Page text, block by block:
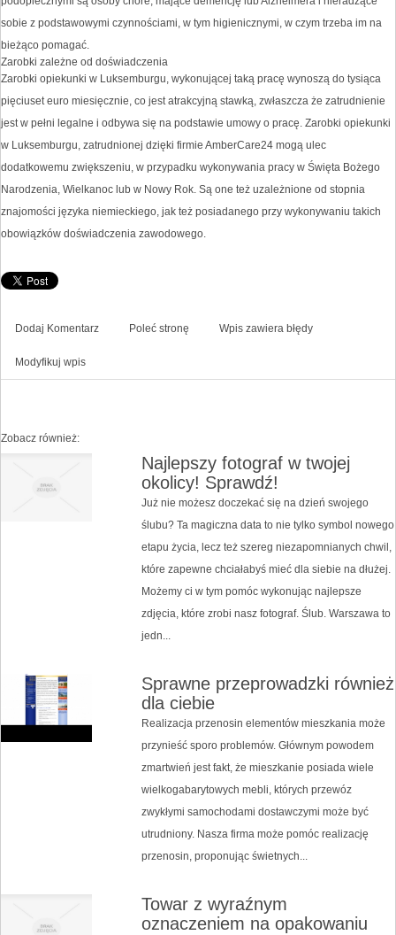
sobie z podstawowymi czynnościami, w tym higienicznymi, w czym trzeba im na
bieżąco pomagać.
Zarobki zależne od doświadczenia
Zarobki opiekunki w Luksemburgu, wykonującej taką pracę wynoszą do tysiąca
pięciuset euro miesięcznie, co jest atrakcyjną stawką, zwłaszcza że zatrudnienie
jest w pełni legalne i odbywa się na podstawie umowy o pracę. Zarobki opiekunki
w Luksemburgu, zatrudnionej dzięki firmie AmberCare24 mogą ulec
dodatkowemu zwiększeniu, w przypadku wykonywania pracy w Święta Bożego
Narodzenia, Wielkanoc lub w Nowy Rok. Są one też uzależnione od stopnia
znajomości języka niemieckiego, jak też posiadanego przy wykonywaniu takich
obowiązków doświadczenia zawodowego.
Dodaj Komentarz Poleć stronę Wpis zawiera błędy
Modyfikuj wpis
Zobacz również:
Najlepszy fotograf w twojej
okolicy! Sprawdź!
Już nie możesz doczekać się na dzień swojego
ślubu? Ta magiczna data to nie tylko symbol nowego
etapu życia, lecz też szereg niezapomnianych chwil,
które zapewne chciałabyś mieć dla siebie na dłużej.
Możemy ci w tym pomóc wykonując najlepsze
zdjęcia, które zrobi nasz fotograf. Ślub. Warszawa to
jedn...
Sprawne przeprowadzki również
dla ciebie
Realizacja przenosin elementów mieszkania może
przynieść sporo problemów. Głównym powodem
zmartwień jest fakt, że mieszkanie posiada wiele
wielkogabarytowych mebli, których przewóz
zwykłymi samochodami dostawczymi może być
utrudniony. Nasza firma może pomóc realizację
przenosin, proponując świetnych...
Towar z wyraźnym
oznaczeniem na opakowaniu